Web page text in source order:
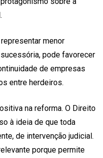
menor
pode favorecer
de empresas
entre herdeiros.
na reforma. O Direito
à ideia de que toda
de intervenção judicial.
porque permite